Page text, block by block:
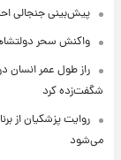
پیش‌بینی جنجالی
واکنش سحر
شگفت‌زده کرد
روایت پزشکیان از
می‌شود